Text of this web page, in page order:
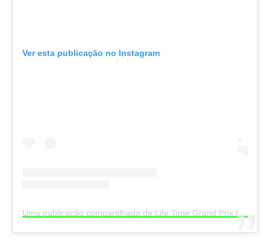
Ver esta publicação no Instagram
Uma publicação compartilhada de Life Time Grand Prix (@lifetimegrandprix)